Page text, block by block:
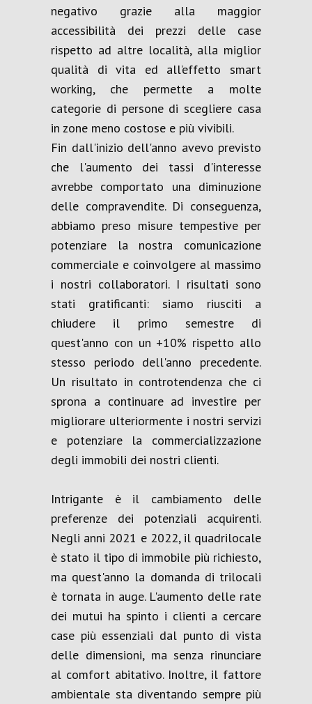
negativo grazie alla maggior
accessibilità dei prezzi delle case
rispetto ad altre località, alla miglior
qualità di vita ed all’effetto smart
working, che permette a molte
categorie di persone di scegliere casa
in zone meno costose e più vivibili.
Fin dall'inizio dell'anno avevo previsto
che l'aumento dei tassi d'interesse
avrebbe comportato una diminuzione
delle compravendite. Di conseguenza,
abbiamo preso misure tempestive per
potenziare la nostra comunicazione
commerciale e coinvolgere al massimo
i nostri collaboratori. I risultati sono
stati gratificanti: siamo riusciti a
chiudere il primo semestre di
quest'anno con un +10% rispetto allo
stesso periodo dell'anno precedente.
Un risultato in controtendenza che ci
sprona a continuare ad investire per
migliorare ulteriormente i nostri servizi
e potenziare la commercializzazione
degli immobili dei nostri clienti.
Intrigante è il cambiamento delle
preferenze dei potenziali acquirenti.
Negli anni 2021 e 2022, il quadrilocale
è stato il tipo di immobile più richiesto,
ma quest'anno la domanda di trilocali
è tornata in auge. L'aumento delle rate
dei mutui ha spinto i clienti a cercare
case più essenziali dal punto di vista
delle dimensioni, ma senza rinunciare
al comfort abitativo. Inoltre, il fattore
ambientale sta diventando sempre più